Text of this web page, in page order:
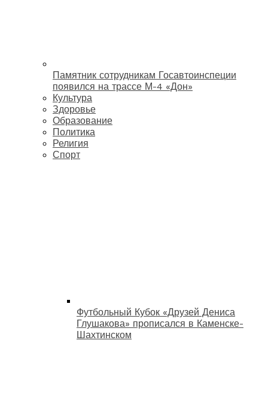
Памятник сотрудникам Госавтоинспеции
появился на трассе М-4 «Дон»
Культура
Здоровье
Образование
Политика
Религия
Спорт
Футбольный Кубок «Друзей Дениса
Глушакова» прописался в Каменске-
Шахтинском